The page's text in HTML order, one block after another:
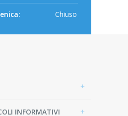
Chiuso
INFORMATIVI